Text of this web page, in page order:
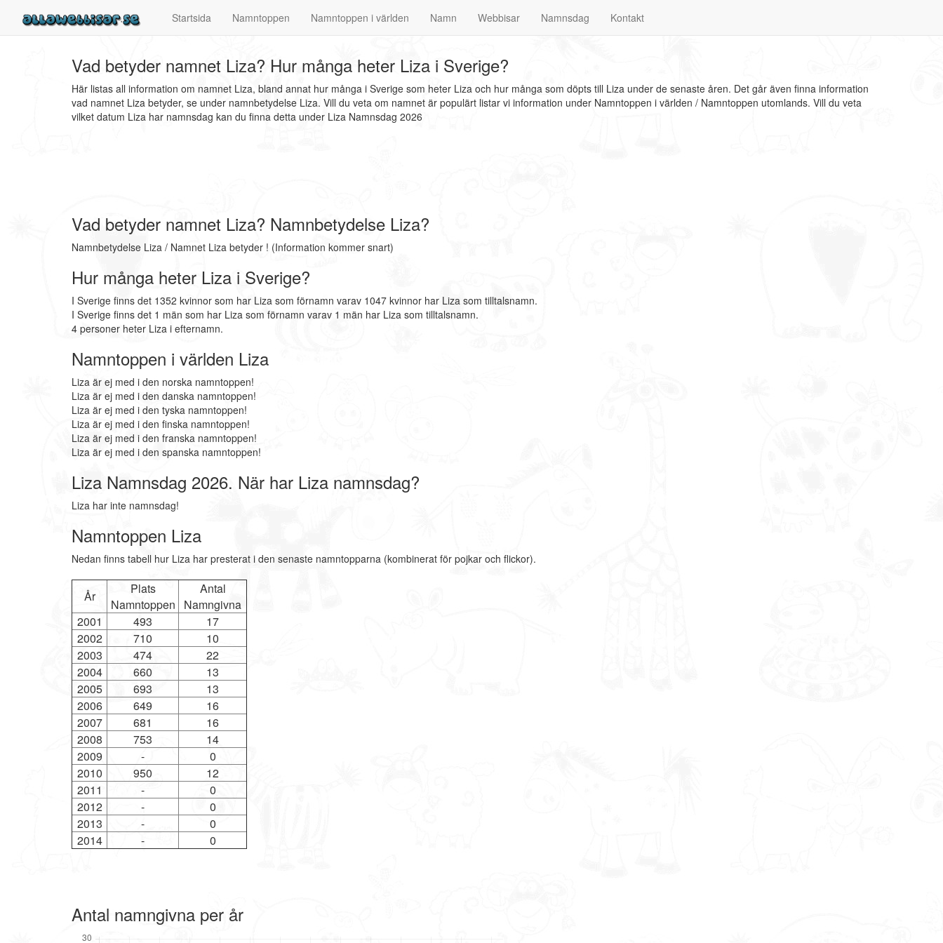
Startsida Namntoppen Namntoppen i världen Namn Webbisar Namnsdag Kontakt
Vad betyder namnet Liza? Hur många heter Liza i Sverige?
Här listas all information om namnet Liza, bland annat hur många i Sverige som heter Liza och hur många som döpts till Liza under de senaste åren. Det går även finna information
vad namnet Liza betyder, se under namnbetydelse Liza. Vill du veta om namnet är populärt listar vi information under Namntoppen i världen / Namntoppen utomlands. Vill du veta
vilket datum Liza har namnsdag kan du finna detta under Liza Namnsdag 2026
Vad betyder namnet Liza? Namnbetydelse Liza?
Namnbetydelse Liza / Namnet Liza betyder ! (Information kommer snart)
Hur många heter Liza i Sverige?
I Sverige finns det 1352 kvinnor som har Liza som förnamn varav 1047 kvinnor har Liza som tilltalsnamn.
I Sverige finns det 1 män som har Liza som förnamn varav 1 män har Liza som tilltalsnamn.
4 personer heter Liza i efternamn.
Namntoppen i världen Liza
Liza är ej med i den norska namntoppen!
Liza är ej med i den danska namntoppen!
Liza är ej med i den tyska namntoppen!
Liza är ej med i den finska namntoppen!
Liza är ej med i den franska namntoppen!
Liza är ej med i den spanska namntoppen!
Liza Namnsdag 2026. När har Liza namnsdag?
Liza har inte namnsdag!
Namntoppen Liza
Nedan finns tabell hur Liza har presterat i den senaste namntopparna (kombinerat för pojkar och flickor).
År
Plats
Namntoppen
Antal
Namngivna
2001
493
17
2002
710
10
2003
474
22
2004
660
13
2005
693
13
2006
649
16
2007
681
16
2008
753
14
2009
-
0
2010
950
12
2011
-
0
2012
-
0
2013
-
0
2014
- 0
Antal namngivna per år